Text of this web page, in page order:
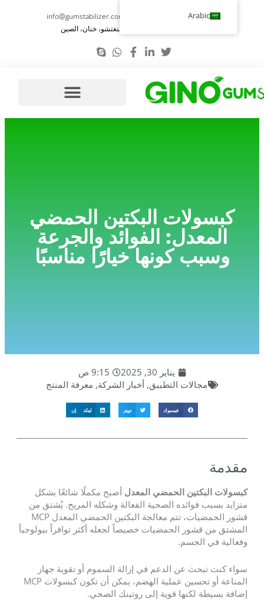
86-371-58693987
info@gumstabilizer.com
كبسولات البكتين الحمضي
المعدل: الفوائد والجرعة
وسبب كونها خيارًا مناسبًا
يناير 30, 2025
9:15 ص
مجالات التطبيق,أخبار الشركة, معرفة المنتج
فيسبوك تويتر لينكد إن
مقدمة
كبسولات البكتين الحمضي المعدل أصبح مكملًا شائعًا بشكل
متزايد بسبب فوائده الصحية الفعالة وشكله المريح. يُشتق من
قشور الحمضيات، تتم معالجة البكتين الحمضي المعدل MCP
المشتق من قشور الحمضيات خصيصاً لجعله أكثر توافراً بيولوجياً
وفعالية في الجسم.
سواء كنت تبحث عن الدعم في إزالة السموم أو تقوية جهاز
المناعة أو تحسين عملية الهضم، يمكن أن تكون كبسولات MCP
إضافة بسيطة لكنها قوية إلى روتينك الصحي.
Arabic